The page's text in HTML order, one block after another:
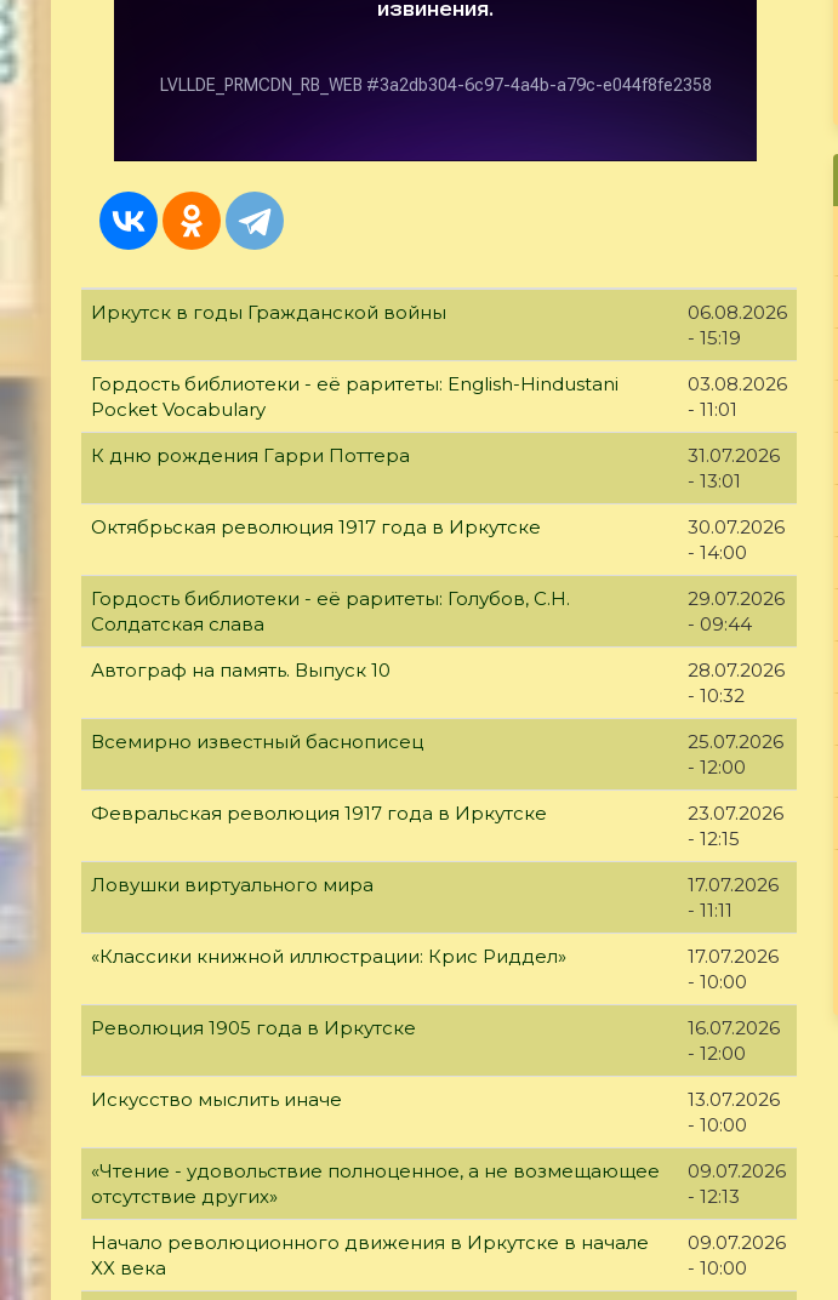
Иркутск в годы Гражданской войны
06.08.2026
- 15:19
Гордость библиотеки - её раритеты: English-Hindustani
Pocket Vocabulary
03.08.2026
- 11:01
К дню рождения Гарри Поттера
31.07.2026
- 13:01
Октябрьская революция 1917 года в Иркутске
30.07.2026
- 14:00
Гордость библиотеки - её раритеты: Голубов, С.Н.
Солдатская слава
29.07.2026
- 09:44
Автограф на память. Выпуск 10
28.07.2026
- 10:32
Всемирно известный баснописец
25.07.2026
- 12:00
Февральская революция 1917 года в Иркутске
23.07.2026
- 12:15
Ловушки виртуального мира
17.07.2026
- 11:11
«Классики книжной иллюстрации: Крис Риддел»
17.07.2026
- 10:00
Революция 1905 года в Иркутске
16.07.2026
- 12:00
Искусство мыслить иначе
13.07.2026
- 10:00
«Чтение - удовольствие полноценное, а не возмещающее
отсутствие других»
09.07.2026
- 12:13
Начало революционного движения в Иркутске в начале
XX века
09.07.2026
- 10:00